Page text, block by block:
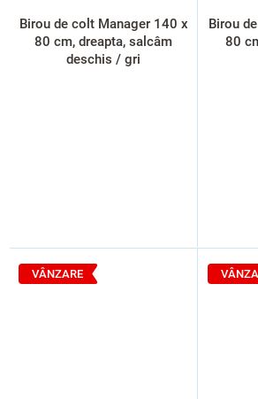
Birou de colt Manager 140 x
80 cm, dreapta, salcâm
deschis / gri
Birou
80
VÂNZARE